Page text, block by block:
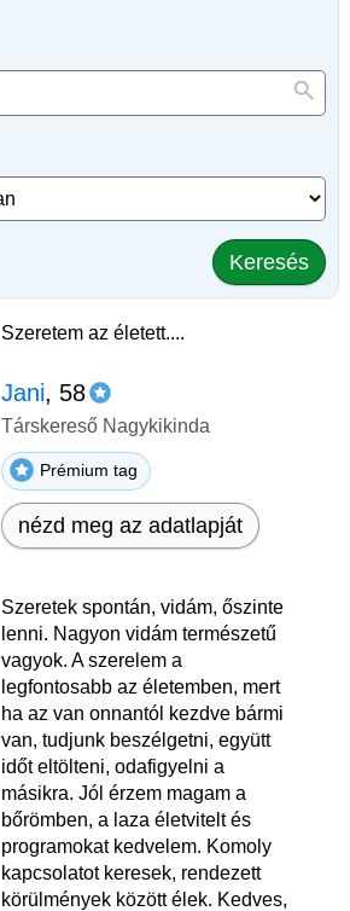
Keresés
Szeretem az életett....
Jani, 58
Társkereső Nagykikinda
Prémium tag
nézd meg az adatlapját
Szeretek spontán, vidám, őszinte
lenni. Nagyon vidám természetű
vagyok. A szerelem a
legfontosabb az életemben, mert
ha az van onnantól kezdve bármi
van, tudjunk beszélgetni, együtt
időt eltölteni, odafigyelni a
másikra. Jól érzem magam a
bőrömben, a laza életvitelt és
programokat kedvelem. Komoly
kapcsolatot keresek, rendezett
körülmények között élek. Kedves,